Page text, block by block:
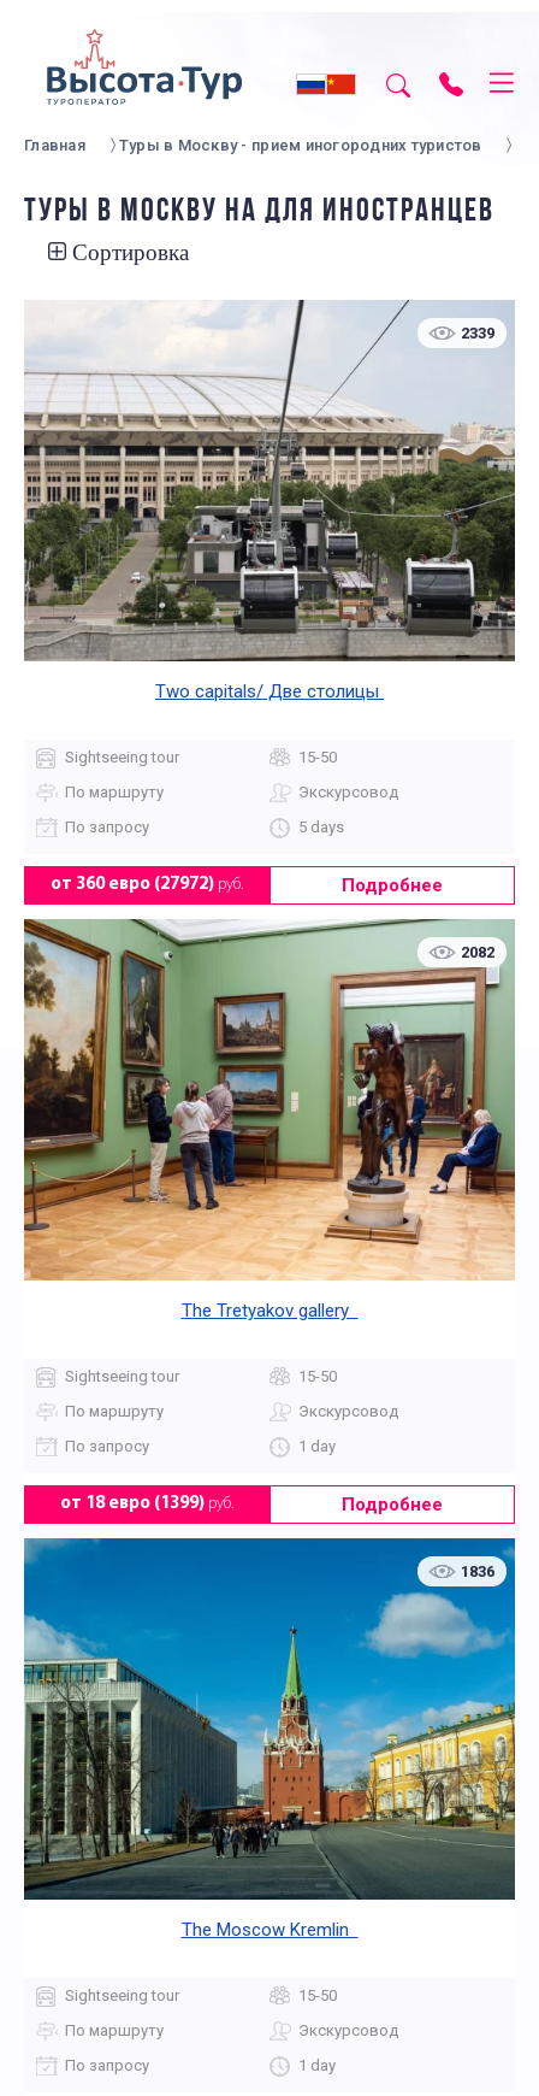
Главная Туры в Москву - прием иногородних туристов
ТУРЫ В МОСКВУ НА ДЛЯ ИНОСТРАНЦЕВ
Сортировка
2339
Two capitals/ Две столицы
Sightseeing tour
15-50
По маршруту
Экскурсовод
По запросу
5 days
от 360 евро (27972) руб. Подробнее
2082
The Tretyakov gallery
Sightseeing tour
15-50
По маршруту
Экскурсовод
По запросу
1 day
от 18 евро (1399) руб. Подробнее
1836
The Moscow Kremlin
Sightseeing tour
15-50
По маршруту
Экскурсовод
По запросу
1 day